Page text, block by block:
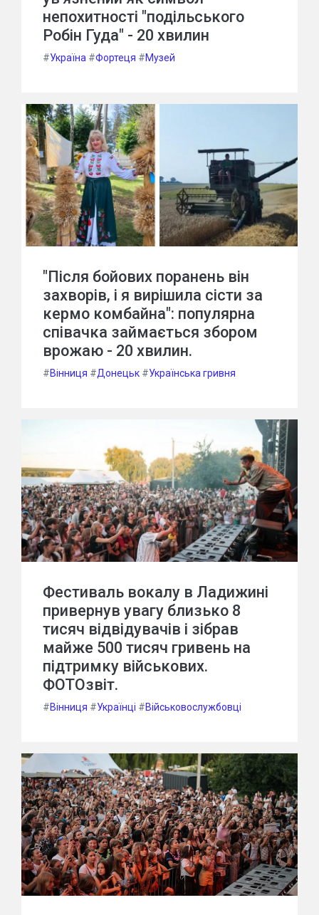
непохитності "подільського
Робін Гуда" - 20 хвилин
#Україна #Фортеця #Музей
"Після бойових поранень він
захворів, і я вирішила сісти за
кермо комбайна": популярна
співачка займається збором
врожаю - 20 хвилин.
#Вінниця #Донецьк #Українська гривня
Фестиваль вокалу в Ладижині
привернув увагу близько 8
тисяч відвідувачів і зібрав
майже 500 тисяч гривень на
підтримку військових.
ФОТОзвіт.
#Вінниця #Українці #Військовослужбовці